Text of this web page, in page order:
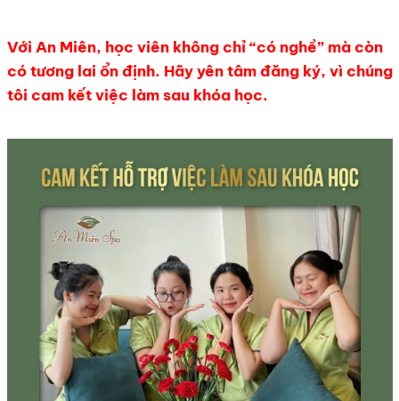
Với An Miên, học viên không chỉ “có nghề” mà còn
có tương lai ổn định. Hãy yên tâm đăng ký, vì chúng
tôi cam kết việc làm sau khóa học.